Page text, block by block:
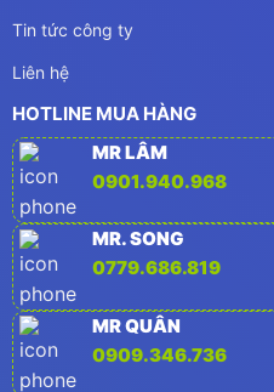
Tin tức công ty
Liên hệ
HOTLINE MUA HÀNG
MR LÂM
0901.940.968
MR. SONG
0779.686.819
MR QUÂN
0909.346.736